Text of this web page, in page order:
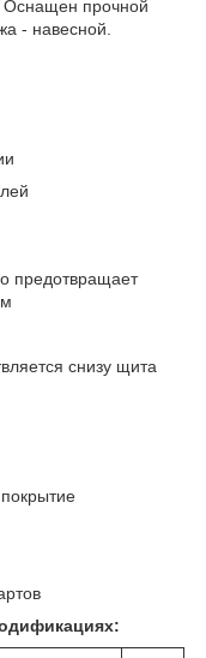
Оснащен прочной
- навесной.
предотвращает
снизу щита